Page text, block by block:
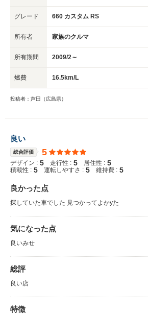
グレード 660 カスタム RS
所有者 家族のクルマ
所有期間 2009/2～
燃費 16.5km/L
投稿者：芦田（広島県）
良い
総合評価 5
デザイン : 5 走行性 : 5 居住性 : 5
積載性 : 5 運転しやすさ : 5 維持費 : 5
良かった点
探していた車でした 見つかってよかyた
気になった点
良いみせ
総評
良い店
特徴